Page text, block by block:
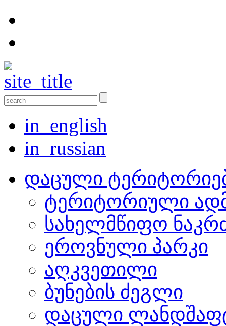
in_english
in_russian
დაცული
ტერიტორიული
სახელმწიფო
ეროვნული პარკი
აღკვეთილი
ბუნების ძეგლი
დაცული